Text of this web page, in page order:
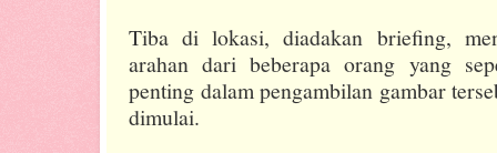
Tiba di lokasi, diadakan briefing,
arahan dari beberapa orang yang
penting dalam pengambilan gambar
dimulai.